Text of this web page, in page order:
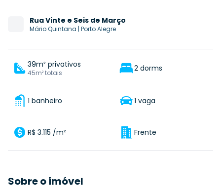
RuaVinte e Seis de Março
Mário Quintana | Porto Alegre
39m² privativos
45m² totais 2 dorms
1 banheiro 1 vaga
R$ 3.115 /m² Frente
Sobre o imóvel